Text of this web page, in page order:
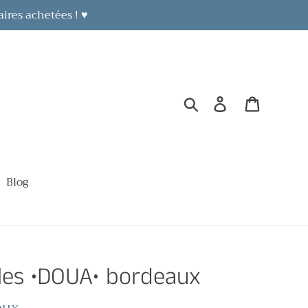
achetées ! ♥
RechercherSe connecter
Blog
•DOUA• bordeaux